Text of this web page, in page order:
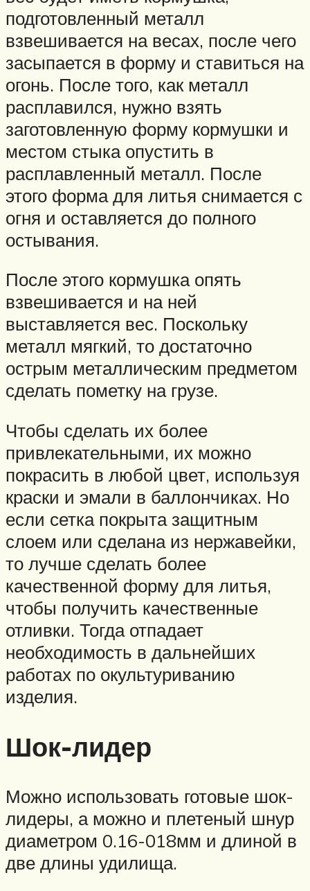
подготовленный металл
взвешивается на весах, после чего
засыпается в форму и ставиться на
огонь. После того, как металл
расплавился, нужно взять
заготовленную форму кормушки и
местом стыка опустить в
расплавленный металл. После
этого форма для литья снимается с
огня и оставляется до полного
остывания.
После этого кормушка опять
взвешивается и на ней
выставляется вес. Поскольку
металл мягкий, то достаточно
острым металлическим предметом
сделать пометку на грузе.
Чтобы сделать их более
привлекательными, их можно
покрасить в любой цвет, используя
краски и эмали в баллончиках. Но
если сетка покрыта защитным
слоем или сделана из нержавейки,
то лучше сделать более
качественной форму для литья,
чтобы получить качественные
отливки. Тогда отпадает
необходимость в дальнейших
работах по окультуриванию
изделия.
Шок-лидер
Можно использовать готовые шок-
лидеры, а можно и плетеный шнур
диаметром 0.16-018мм и длиной в
две длины удилища.